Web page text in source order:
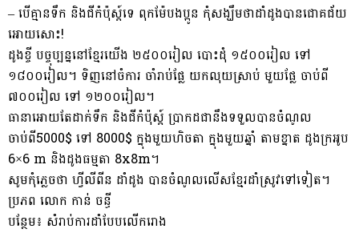
– បើគ្មានទឹក និងជីកំប៉ុស្ត៍ទេ ពុកម៉ែបងប្អូន កុំសង្ឃឹមថាដាំដូងបានជោគជ័យ
អោយសោះ!
ដូងខ្ចី បច្ចុប្បន្ននៅខ្មែរយើង ២៥០០រៀល បោះដុំ ១៥០០រៀល ទៅ
១៨០០រៀល។ ទិញនៅចំការ ចាំរាប់ផ្លែ យកលុយស្រាប់ មួយផ្លែ ចាប់ពី
៧០០រៀល ទៅ ១២០០រៀល។
ធានាអោយតែដាក់ទឹក និងជីកំប៉ុស្ត៍ ប្រាកដជានឹងទទួលបានចំណូល
ចាប់ពី5000$ ទៅ 8000$ ក្នុងមួយហិចតា ក្នុងមួយឆ្នាំ តាមខ្នាត ដូងក្រអូប
6×6 m និងដូងធម្មតា 8x8m។
សូមកុំភ្លេចថា ហ្វីលីពីន ដាំដូង បានចំណូលលើសខ្មែរដាំស្រូវទៅទៀត។
ប្រភព លោក កាន់ ចន្ធី
បន្ថែម៖ សំរាប់ការដាំបែបលើករោង